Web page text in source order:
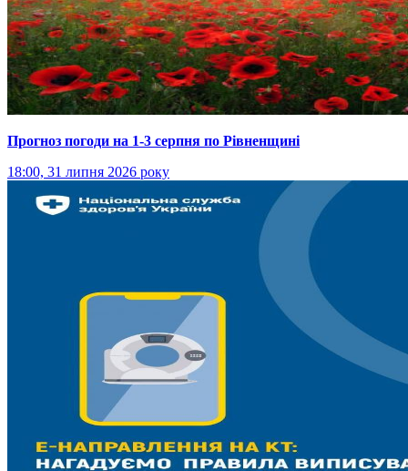
Прогноз погоди на 1-3 серпня по Рівненщині
18:00, 31 липня 2026 року